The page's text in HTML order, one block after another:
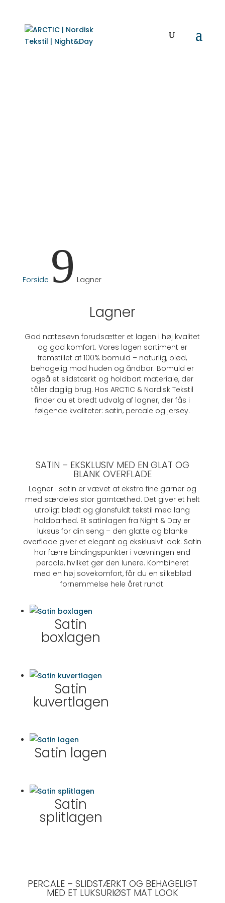
Forside 9 Lagner
Lagner
God nattesøvn forudsætter et lagen i høj kvalitet
og god komfort. Vores lagen sortiment er
fremstillet af 100% bomuld – naturlig, blød,
behagelig mod huden og åndbar. Bomuld er
også et slidstærkt og holdbart materiale, der
tåler daglig brug. Hos ARCTIC & Nordisk Tekstil
finder du et bredt udvalg af lagner, der fås i
følgende kvaliteter: satin, percale og jersey.
SATIN – EKSKLUSIV MED EN GLAT OG
BLANK OVERFLADE
Lagner i satin er vævet af ekstra fine garner og
med særdeles stor garntæthed. Det giver et helt
utroligt blødt og glansfuldt tekstil med lang
holdbarhed. Et satinlagen fra Night & Day er
luksus for din seng – den glatte og blanke
overflade giver et elegant og eksklusivt look. Satin
har færre bindingspunkter i vævningen end
percale, hvilket gør den lunere. Kombineret
med en høj sovekomfort, får du en silkeblød
fornemmelse hele året rundt.
Satin
boxlagen
Satin
kuvertlagen
Satin lagen
Satin
splitlagen
PERCALE – SLIDSTÆRKT OG BEHAGELIGT
MED ET LUKSURIØST MAT LOOK